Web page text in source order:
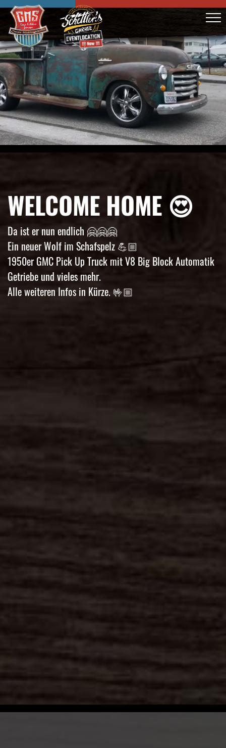
WELCOME HOME 😍
Da ist er nun endlich 🤗🤗🤗
Ein neuer Wolf im Schafspelz 💪🏼
1950er GMC Pick Up Truck mit V8 Big Block Automatik
Getriebe und vieles mehr.
Alle weiteren Infos in Kürze. 🤟🏼